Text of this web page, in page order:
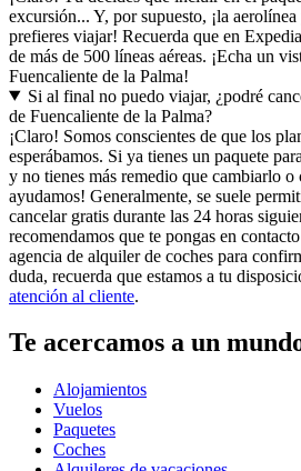
excursión... Y, por supuesto, ¡la
prefieres viajar! Recuerda que en
de más de 500 líneas aéreas. ¡Echa un
Fuencaliente de la Palma!
Si al final no puedo viajar, ¿podré
de Fuencaliente de la Palma?
¡Claro! Somos conscientes de que los
esperábamos. Si ya tienes un paquete
y no tienes más remedio que cambiarlo o
ayudamos! Generalmente, se suele
cancelar gratis durante las 24 horas
recomendamos que te pongas en
agencia de alquiler de coches para
duda, recuerda que estamos a tu
atención al cliente.
Te acercamos a un
Alojamientos
Vuelos
Paquetes
Coches